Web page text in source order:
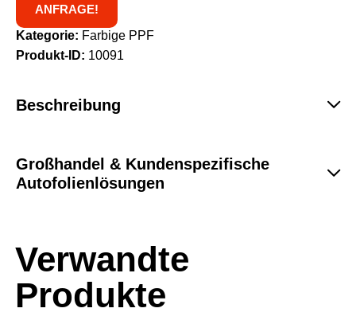
ANFRAGE!
Kategorie: Farbige PPF
Produkt-ID: 10091
Beschreibung
Großhandel & Kundenspezifische
Autofolienlösungen
Verwandte
Produkte